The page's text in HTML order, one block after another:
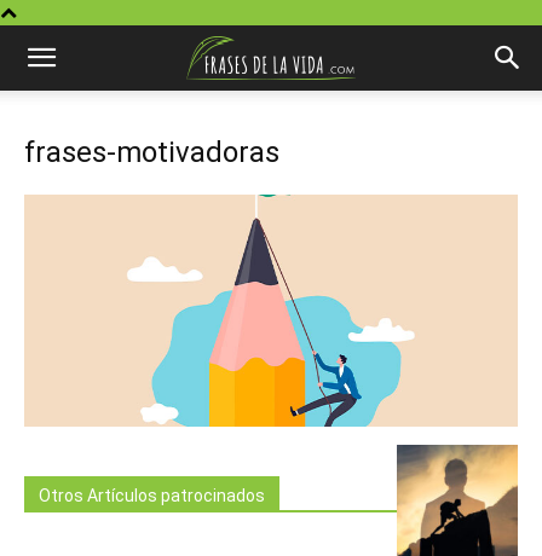
frases-motivadoras
Otros Artículos patrocinados